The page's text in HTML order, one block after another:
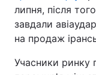
липня, після
завдали
на продаж
Учасники